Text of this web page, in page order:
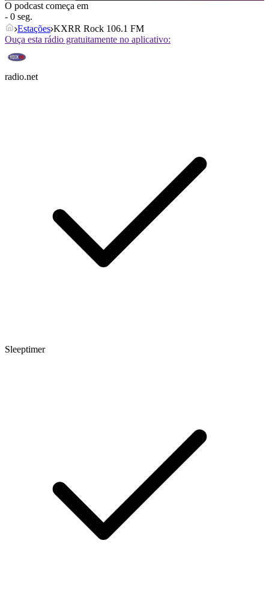
O podcast começa em
- 0 seg.
Estações KXRR Rock 106.1 FM
Ouça esta rádio gratuitamente no aplicativo:
radio.net
Sleeptimer